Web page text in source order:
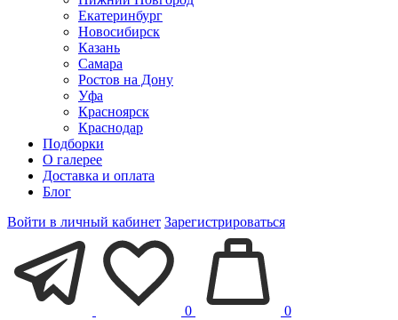
Екатеринбург
Новосибирск
Казань
Самара
Ростов на Дону
Уфа
Красноярск
Краснодар
Подборки
О галерее
Доставка и оплата
Блог
Войти в личный кабинет Зарегистрироваться
0
0